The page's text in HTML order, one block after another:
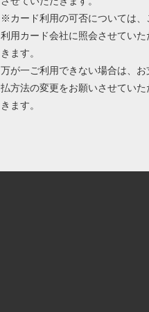
※カード利用の可否については、
利用カード会社に照会させていた
きます。
万が一ご利用できない場合は、お
払方法の変更をお願いさせていた
きます。